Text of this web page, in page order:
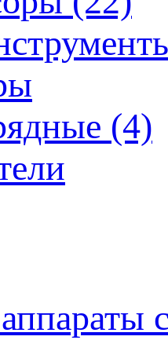
(4)